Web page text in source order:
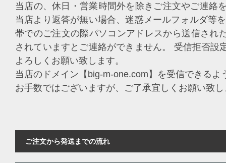
当店の、休日・営業時間外を除きご注文やご連絡
当店より返答が無い場合、迷惑メールフォルダ等
帯でのご注文の際パソコンアドレスから送信され
されていますとご連絡ができません。 受信拒否設
よろしくお願い致します。
当店のドメイン【big-m-one.com】を受信できるよ
お手数ではございますが、ご了承宜しくお願い致
ご注文から発送までの流れ